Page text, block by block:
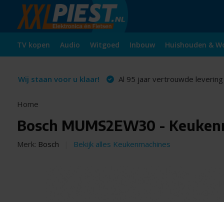
TV kopen Audio Witgoed Inbouw Huishouden &
Wij staan voor u klaar! Al 95 jaar vertrouwde
Home
Bosch MUMS2EW30 -
Merk: Bosch Bekijk alles Keukenmachines